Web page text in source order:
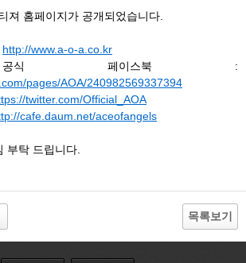
져 홈페이지가 공개되었습니다.
http://www.a-o-a.co.kr
식 페이스북 :
pages/AOA/240982569337394
twitter.com/Official_AOA
cafe.daum.net/aceofangels
부탁 드립니다.
목록보기